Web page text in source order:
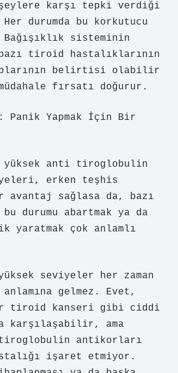
karşı tepki verdiği
durumda bu korkutucu
sisteminin
tiroid hastalıklarının
belirtisi olabilir
fırsatı doğurur.
Panik Yapmak İçin Bir
yüksek anti tiroglobulin
erken teşhis
avantaj sağlasa da, bazı
durumu abartmak ya da
yaratmak çok anlamlı
seviyeler her zaman
gelmez. Evet,
tiroid kanseri gibi ciddi
karşılaşabilir, ama
antikorları
işaret etmiyor.